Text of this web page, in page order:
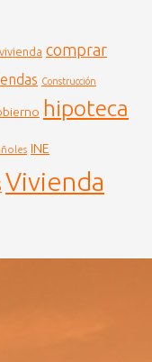
comprar
Construcción
hipoteca
INE
Vivienda